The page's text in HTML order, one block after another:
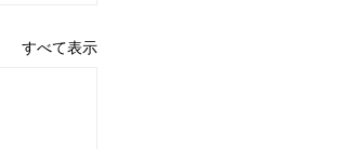
すべて表示